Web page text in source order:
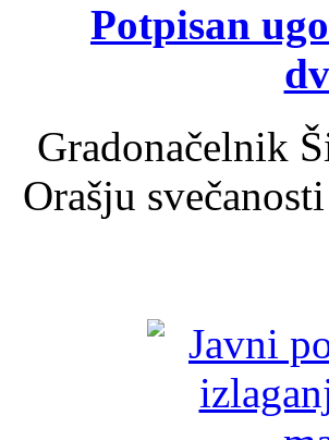
Potpisan
Gradonačelnik
Orašju